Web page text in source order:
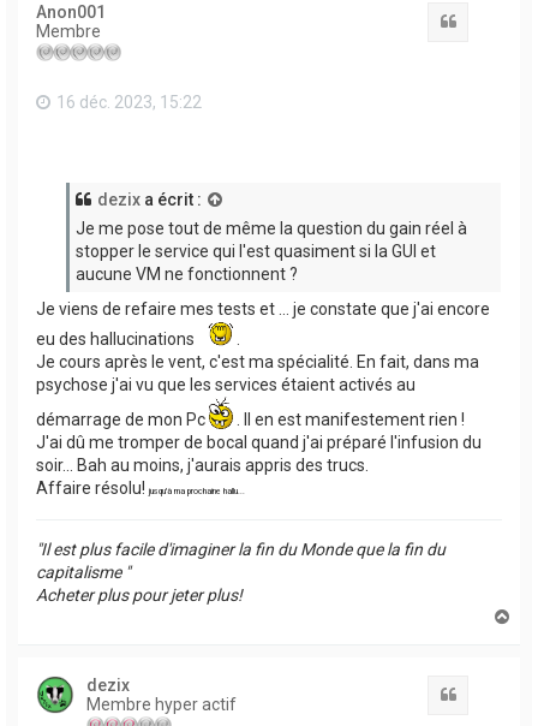
Anon001
Membre
16 déc. 2023, 15:22
dezix a écrit :
Je me pose tout de même la question du gain réel à
stopper le service qui l'est quasiment si la GUI et
aucune VM ne fonctionnent ?
Je viens de refaire mes tests et ... je constate que j'ai encore
eu des hallucinations
Je cours après le vent, c'est ma spécialité. En fait, dans ma
psychose j'ai vu que les services étaient activés au
démarrage de mon Pc
. Il en est manifestement rien !
J'ai dû me tromper de bocal quand j'ai préparé l'infusion du
soir... Bah au moins, j'aurais appris des trucs.
Affaire résolu! jusqu'à ma prochaine hallu...
"Il est plus facile d'imaginer la fin du Monde que la fin du
capitalisme "
Acheter plus pour jeter plus!
dezix
Membre hyper actif